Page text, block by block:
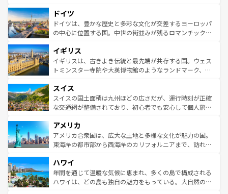
せる。地方によって風土や気候が異なるスペインはその個
性で訪れる人を魅了する。 なお、新着のスペイン情報は コ
ンテンツ一覧を参照してほしい。
で、幅広い魅力が詰まっている。華麗な宮殿、歴史的な大
聖堂、美しいビーチ、そして豊かな自然が、訪れる者を心
から魅了する。また、フランスは美食の国としても知ら
いる。シャンパンの発祥地であるランス、プロヴァンスの
香り高いラベンダー畑など、多彩な楽しみ方が可能だ。さ
らに、パリ以外の地域にも魅力が溢れており、どの街角に
れる地方に足を運ぶとそれぞれで全く異なる文化を体験で
きるだろう。 なお、新着のフランス情報はコンテンツ一覧
を参照してほしい。
ドイツ
ドイツは、豊かな歴史と多彩な文化が交差するヨーロッパ
の中心に位置する国。中世の街並みが残るロマンチック街
顔を持つこの国は、どこを歩いても飽きることがない。ベ
ルリンの文化的活気、バイエルン州のアルプスの絶景、そ
してライン川沿いのワイン畑といった風景は必見。ビール
は、お酒好きな人にはぜひ体験してほしい。 なお、新着の
ドイツ情報はコンテンツ一覧を参照してほしい。
イギリス
イギリスは、古きよき伝統と最先端が共存する国。ウェス
トミンスター寺院や大英博物館のようなランドマーク、歴
リアごとに異なる魅力がある。また、優雅なアフタヌーン
ティー、ビール好きにはたまらない英国パブ、サッカー観
戦など、本場だからこそできる体験も豊富。イギリスを旅
ンツ一覧を参照してほしい。
スイス
スイスの国土面積は九州ほどの広さだが、運行時刻が正確
な交通網が整備されており、初心者でも安心して個人旅行
の建物がそのまま残る町や、スイスならではのユニークな
博物館もあり、アルプス観光だけでなく町歩きも満喫する
ことができる。国民の所得が高いため物価も高いが、旅行
ば市内交通費無料で観光を楽しむこともできる。 なお、新
着のスイス情報はコンテンツ一覧 を参照してほしい。
アメリカ
アメリカ合衆国は、広大な土地と多様な文化が魅力の国。
東海岸の都市部から西海岸のカリフォルニアまで、訪れる
のような巨大都市は、観光、ショッピング、エンターテイ
ンメントが詰まった刺激的なスポットだ。一方、アメリカ
西部には大自然が広がり、グランドキャニオンやイエロー
ハワイ
年間を通じて温暖な気候に恵まれ、多くの島で構成される
ハワイは、どの島も独自の魅力をもっている。大自然の神